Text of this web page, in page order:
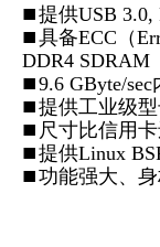
n提供USB 3.0,
n具备ECC（
DDR4 SDRAM
n9.6 GByte/
n提供工业级
n 尺寸比信用
n提供Linux
n功能强大、